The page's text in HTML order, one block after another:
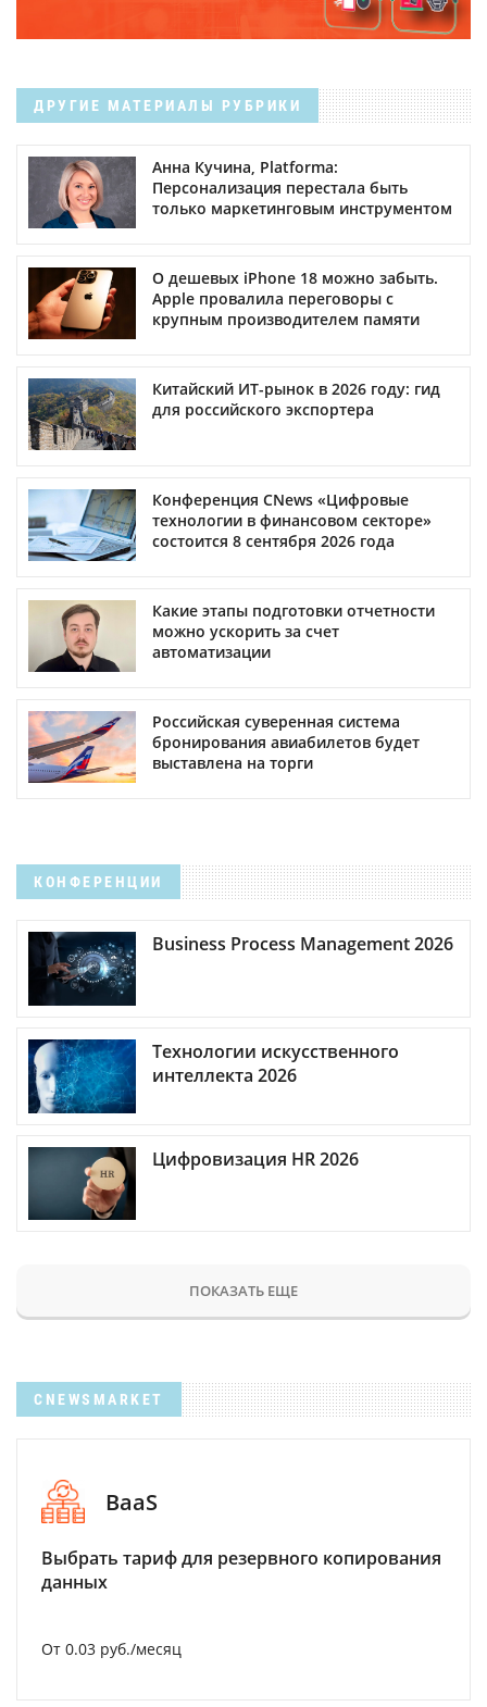
ДРУГИЕ МАТЕРИАЛЫ РУБРИКИ
Анна Кучина, Platforma:
Персонализация перестала быть
только маркетинговым инструментом
О дешевых iPhone 18 можно забыть.
Apple провалила переговоры с
крупным производителем памяти
Китайский ИТ-рынок в 2026 году: гид
для российского экспортера
Конференция CNews «Цифровые
технологии в финансовом секторе»
состоится 8 сентября 2026 года
Какие этапы подготовки отчетности
можно ускорить за счет
автоматизации
Российская суверенная система
бронирования авиабилетов будет
выставлена на торги
КОНФЕРЕНЦИИ
Business Process Management 2026
Технологии искусственного
интеллекта 2026
Цифровизация HR 2026
ПОКАЗАТЬ ЕЩЕ
CNEWSMARKET
BaaS
Выбрать тариф для резервного копирования
данных
От 0.03 руб./месяц